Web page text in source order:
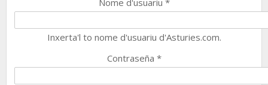
Nome d'usuariu *
Inxerta'l to nome d'usuariu d'Asturies.com.
Contraseña *